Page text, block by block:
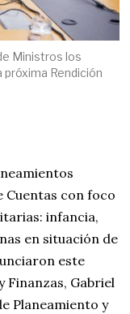
Ministros los
Rendición
Cuentas con foco
infancia,
en situación de
este
Finanzas, Gabriel
Planeamiento y